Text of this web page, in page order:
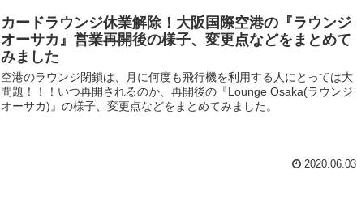
カードラウンジ休業解除！大阪国際空港の『ラウンジ
オーサカ』営業再開後の様子、変更点などをまとめて
みました
空港のラウンジ閉鎖は、月に何度も飛行機を利用する人にとっては大
問題！！！いつ再開されるのか、再開後の『Lounge Osaka(ラウンジ
オーサカ)』の様子、変更点などをまとめてみました。
2020.06.03